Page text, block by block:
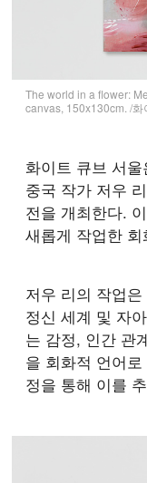
The world in a flower:
canvas, 150x130cm. /화
화이트 큐브 서
중국 작가 저우
전을 개최한다.
새롭게 작업한
저우 리의 작업
정신 세계 및 자
는 감정, 인간 관
을 회화적 언어
정을 통해 이를